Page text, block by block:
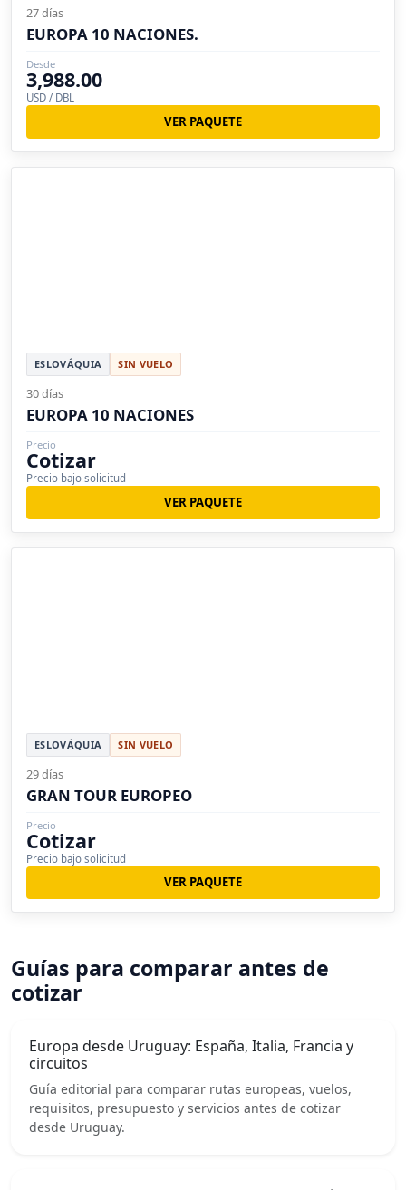
27 días
EUROPA 10 NACIONES.
Desde
3,988.00
USD / DBL
VER PAQUETE
ESLOVÁQUIA SIN VUELO
30 días
EUROPA 10 NACIONES
Precio
Cotizar
Precio bajo solicitud
VER PAQUETE
ESLOVÁQUIA SIN VUELO
29 días
GRAN TOUR EUROPEO
Precio
Cotizar
Precio bajo solicitud
VER PAQUETE
Guías para comparar antes de
cotizar
Europa desde Uruguay: España, Italia, Francia y
circuitos
Guía editorial para comparar rutas europeas, vuelos,
requisitos, presupuesto y servicios antes de cotizar
desde Uruguay.